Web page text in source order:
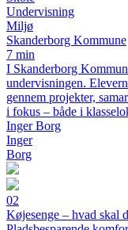
Undervisning
Miljø
Skanderborg Kommune
7 min
I Skanderborg
undervisningen.
gennem projekter,
i fokus – både i
Inger Borg
Inger
Borg
02
Køjesenge – hvad skal